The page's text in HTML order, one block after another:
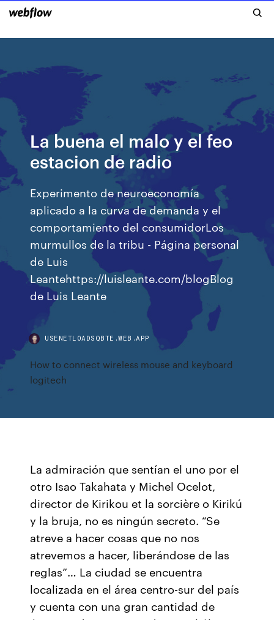
La buena el malo y el feo
estacion de radio
Experimento de neuroeconomía
aplicado a la curva de demanda y el
comportamiento del consumidorLos
murmullos de la tribu - Página personal
de Luis
Leantehttps://luisleante.com/blogBlog
de Luis Leante
USENETLOADSQBTE.WEB.APP
How to connect wireless mouse and keyboard
logitech
La admiración que sentían el uno por el
otro Isao Takahata y Michel Ocelot,
director de Kirikou et la sorcière o Kirikú
y la bruja, no es ningún secreto. “Se
atreve a hacer cosas que no nos
atrevemos a hacer, liberándose de las
reglas”… La ciudad se encuentra
localizada en el área centro-sur del país
y cuenta con una gran cantidad de